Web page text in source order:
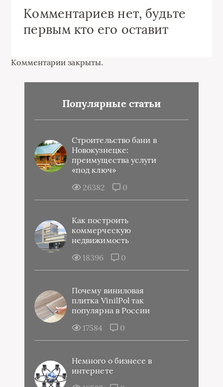
Комментариев нет, будьте
первым кто его оставит
Комментарии закрыты.
Популярные статьи
Строительство бани в
Новокузнецке:
преимущества услуги
«под ключ»
26382
0
Как построить
коммерческую
недвижимость
18396
0
Почему виниловая
плитка VinilPol так
популярна в России
17584
0
Немного о бизнесе в
интернете